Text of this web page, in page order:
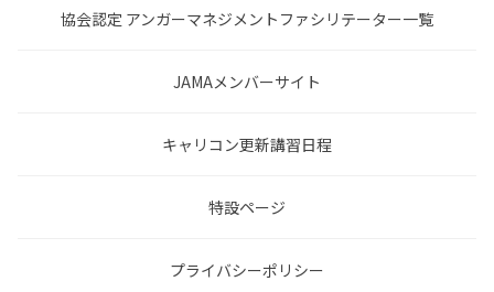
協会認定 アンガーマネジメントファシリテーター一覧
JAMAメンバーサイト
キャリコン更新講習日程
特設ページ
プライバシーポリシー